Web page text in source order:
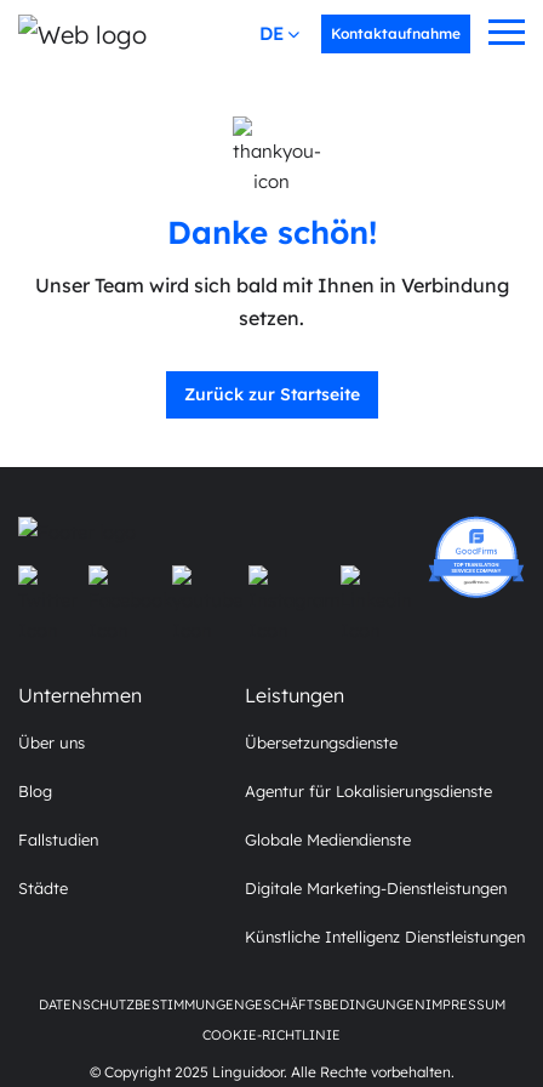
DEUTSCHKontaktaufnahme
Danke schön!
Unser Team wird sich bald mit Ihnen in Verbindung
setzen.
Zurück zur Startseite
Unternehmen
Über uns
Blog
Fallstudien
Städte
Leistungen
Übersetzungsdienste
Agentur für Lokalisierungsdienste
Globale Mediendienste
Digitale Marketing-Dienstleistungen
Künstliche Intelligenz Dienstleistungen
DATENSCHUTZBESTIMMUNGENGESCHÄFTSBEDINGUNGENIMPRESSUM
COOKIE-RICHTLINIE
© Copyright 2025 Linguidoor. Alle Rechte vorbehalten.